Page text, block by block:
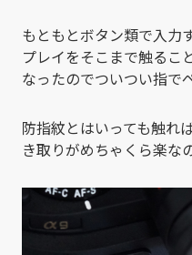
もともとボタン類で入力
プレイをそこまで触るこ
なったのでついつい指で
防指紋とはいっても触れ
き取りがめちゃくら楽な